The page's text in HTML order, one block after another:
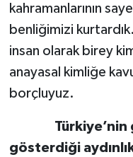
kahramanlarının
benliğimizi
insan olarak birey
anayasal kimliğe
borçluyuz.
gösterdiği aydınlık